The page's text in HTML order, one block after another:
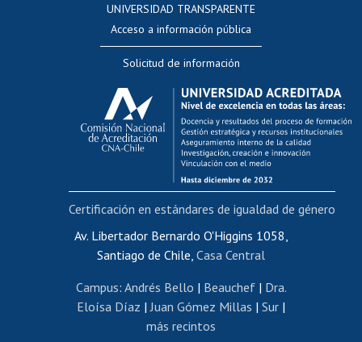
Evaluación docente
Calificación académica
Postulación al AUCAI
Funcionarias/os
Cursos internos de capacitación
Bienestar del personal
Portal de movilidad interna
Certificado de renta
Certificado de renta honorarios
Editar páginas blancas
Extranjeras/os
UNIVERSIDAD TRANSPARENTE
Acceso a información pública
Solicitud de información
Av. Libertador Bernardo O'Higgins 1058,
Santiago de Chile, Casa Central
Campus: Andrés Bello | Beauchef| Dra.
Eloísa Díaz |Juan Gómez Millas | Sur |
más recintos
Certificación en estándares de igualdad de género